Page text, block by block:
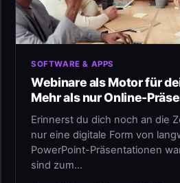
SOFTWARE & APPS
Webinare als Motor für
Mehr als nur Online-
Erinnerst du dich noch an die
nur eine digitale Form von
PowerPoint-Präsentationen
sind zum…